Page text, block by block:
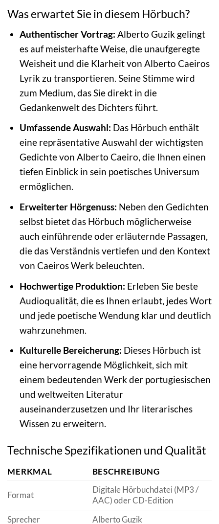
Was erwartet Sie in diesem Hörbuch?
Authentischer Vortrag: Alberto Guzik gelingt
es auf meisterhafte Weise, die unaufgeregte
Weisheit und die Klarheit von Alberto Caeiros
Lyrik zu transportieren. Seine Stimme wird
zum Medium, das Sie direkt in die
Gedankenwelt des Dichters führt.
Umfassende Auswahl: Das Hörbuch enthält
eine repräsentative Auswahl der wichtigsten
Gedichte von Alberto Caeiro, die Ihnen einen
tiefen Einblick in sein poetisches Universum
ermöglichen.
Erweiterter Hörgenuss: Neben den Gedichten
selbst bietet das Hörbuch möglicherweise
auch einführende oder erläuternde Passagen,
die das Verständnis vertiefen und den Kontext
von Caeiros Werk beleuchten.
Hochwertige Produktion: Erleben Sie beste
Audioqualität, die es Ihnen erlaubt, jedes Wort
und jede poetische Wendung klar und deutlich
wahrzunehmen.
Kulturelle Bereicherung: Dieses Hörbuch ist
eine hervorragende Möglichkeit, sich mit
einem bedeutenden Werk der portugiesischen
und weltweiten Literatur
auseinanderzusetzen und Ihr literarisches
Wissen zu erweitern.
Technische Spezifikationen und Qualität
MERKMAL BESCHREIBUNG
Format
Digitale Hörbuchdatei (MP3 /
AAC) oder CD-Edition
Sprecher
Alberto Guzik